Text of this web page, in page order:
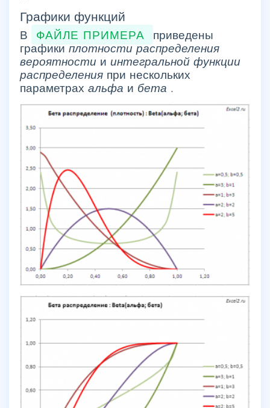
Графики функций
В ФАЙЛЕ ПРИМЕРА
приведены
графики плотности распределения
вероятности и интегральной функции
распределения при нескольких
параметрах альфа и бета .